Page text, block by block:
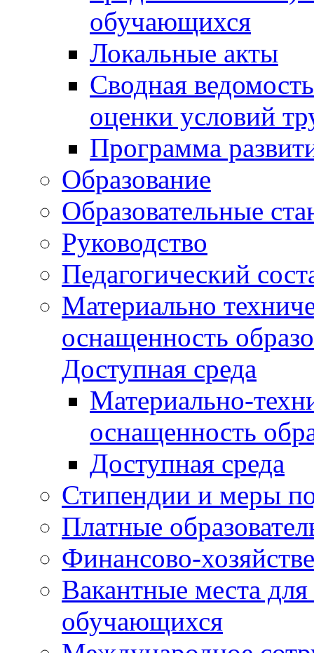
обучающихся
Локальные акты
Сводная
оценки условий
Программа
Образование
Образовательные
Руководство
Педагогический
Материально
оснащенность
Доступная среда
Материально-
оснащенность
Доступная среда
Стипендии и меры
Платные
Финансово-
Вакантные места
обучающихся